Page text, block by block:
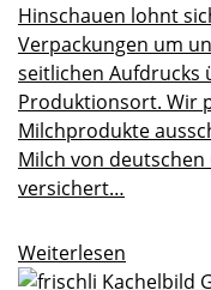
Hinschauen lohnt
Verpackungen um
seitlichen Aufdrucks
Produktionsort. Wir
Milchprodukte
Milch von
versichert…
Weiterlesen